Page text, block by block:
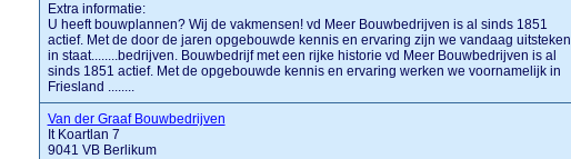
Extra informatie:
U heeft bouwplannen? Wij de vakmensen! vd Meer Bouwbedrijven is al sinds 1851
actief. Met de door de jaren opgebouwde kennis en ervaring zijn we vandaag
in staat........bedrijven. Bouwbedrijf met een rijke historie vd Meer Bouwbedrijven is al
sinds 1851 actief. Met de opgebouwde kennis en ervaring werken we voornamelijk in
Friesland ........
Van der Graaf Bouwbedrijven
It Koartlan 7
9041 VB Berlikum